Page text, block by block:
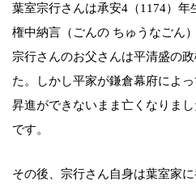
葉室宗行さんは承安4（1174）
権中納言（ごんの ちゅうなごん
宗行さんのお父さんは平清盛の
た。しかし平家が鎌倉幕府によ
昇進ができないまま亡くなりま
です。
その後、宗行さん自身は葉室家